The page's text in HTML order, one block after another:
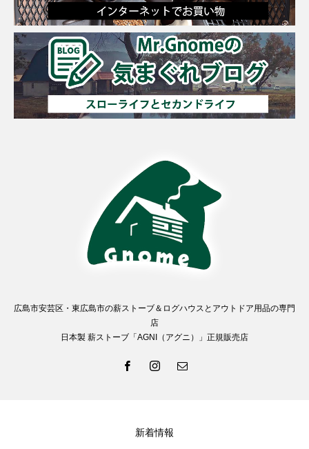
広島市安芸区・東広島市の薪ストーブ＆ログハウスとアウトドア用品の専門
店
日本製 薪ストーブ「AGNI（アグニ）」正規販売店
新着情報